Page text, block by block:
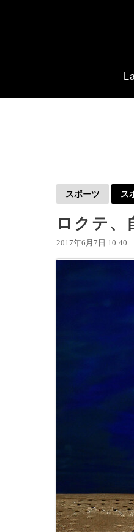
スポーツ ス
ロクテ、
2017年6月7日 10:40